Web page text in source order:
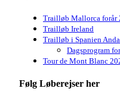
Trailløb Mallorca forår
Trailløb Ireland
Trailløb i Spanien
Dagsprogram
Tour de Mont Blanc
Følg Løberejser her